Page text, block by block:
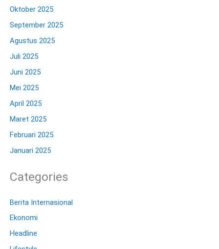
Oktober 2025
September 2025
Agustus 2025
Juli 2025
Juni 2025
Mei 2025
April 2025
Maret 2025
Februari 2025
Januari 2025
Categories
Berita Internasional
Ekonomi
Headline